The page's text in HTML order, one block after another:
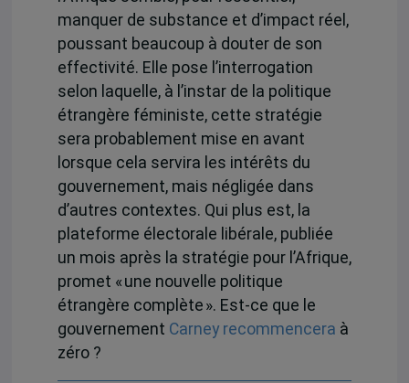
manquer de substance et d’impact réel,
poussant beaucoup à douter de son
effectivité. Elle pose l’interrogation
selon laquelle, à l’instar de la politique
étrangère féministe, cette stratégie
sera probablement mise en avant
lorsque cela servira les intérêts du
gouvernement, mais négligée dans
d’autres contextes. Qui plus est, la
plateforme électorale libérale, publiée
un mois après la stratégie pour l’Afrique,
promet « une nouvelle politique
étrangère complète ». Est-ce que le
gouvernement Carney recommencera à
zéro ?